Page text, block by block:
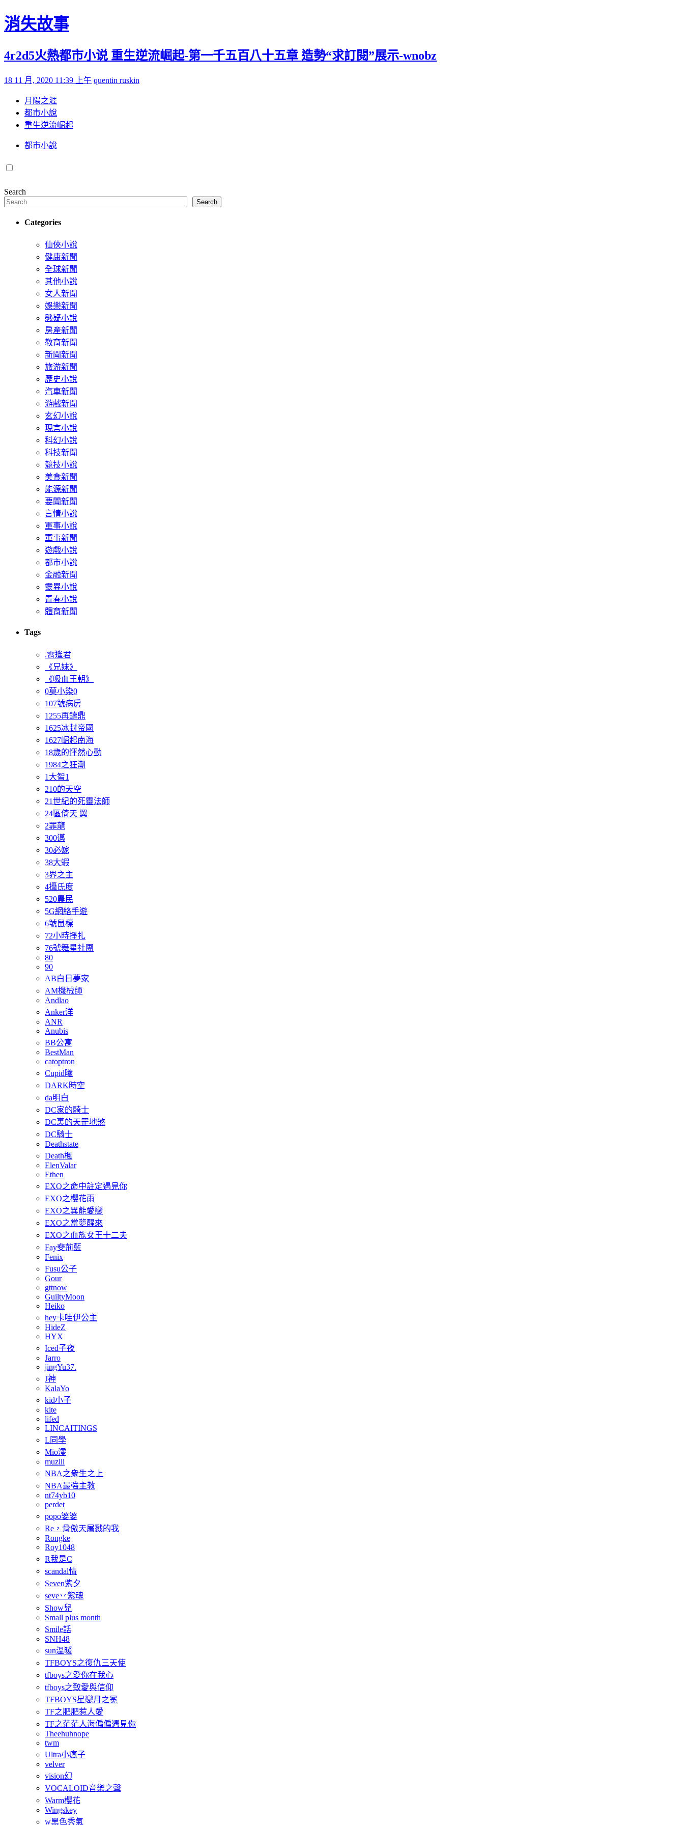
Skip to content
消失故事
4r2d5火熱都市小说 重生逆流崛起-第一千五百八十五章 造勢“求訂閱”展示-wnobz
Posted on
18 11 月, 2020 11:39 上午 by
quentin ruskin
月陽之涯
都市小說
重生逆流崛起
都市小說
Search
Search
Categories
仙俠小說
健康新聞
全球新聞
其他小說
女人新聞
娛樂新聞
懸疑小說
房產新聞
教育新聞
新聞新聞
旅游新聞
歷史小說
汽車新聞
游戲新聞
玄幻小說
現言小說
科幻小說
科技新聞
競技小說
美食新聞
能源新聞
要聞新聞
言情小說
軍事小說
軍事新聞
遊戲小說
都市小說
金融新聞
靈異小說
青春小說
體育新聞
Tags
.霄遙君
《兄妹》
《吸血王朝》
0莫小染0
107號病房
1255再鑄鼎
1625冰封帝國
1627崛起南海
18歲的怦然心動
1984之狂潮
1大智1
210的天空
21世紀的死靈法師
24區倚天 翼
2罪龍
300邁
30必嫁
38大蝦
3界之主
4攝氏度
520農民
5G網絡手遊
6號鼠標
72小時掙扎
76號舞星社團
80
90
AB白日夢家
AM機械師
Andlao
Anker洋
ANR
Anubis
BB公寓
BestMan
catoptron
Cupid曦
DARK時空
da明白
DC家的騎士
DC裏的天罡地煞
DC騎士
Deathstate
Death楓
ElenValar
Ethen
EXO之命中註定遇見你
EXO之櫻花雨
EXO之異能愛戀
EXO之當夢醒來
EXO之血族女王十二夫
Fay斐荊藍
Fenix
Fusu公子
Gour
gttnow
GuiltyMoon
Heiko
hey卡哇伊公主
HideZ
HYX
Iced子夜
Jarro
jingYu37.
J神
KalaYo
kid小子
kite
lifed
LINCAITINGS
L同學
Mio澪
muzili
NBA之衆生之上
NBA最強主教
nt74yb10
perdet
popo婆婆
Re，骨傲天屠戮的我
Rongke
Roy1048
R我是C
scandal情
Seven紫夕
seve丷紫魂
Show兒
Small plus month
Smile話
SNH48
sun溫暖
TFBOYS之復仇三天使
tfboys之愛你在我心
tfboys之致愛與信仰
TFBOYS星戀月之冕
TF之肥肥惹人愛
TF之茫茫人海偏偏遇見你
Theehuhnope
twm
Ultra小瘋子
velver
vision幻
VOCALOID音樂之聲
Warm櫻花
Wingskey
w黑色秀氣